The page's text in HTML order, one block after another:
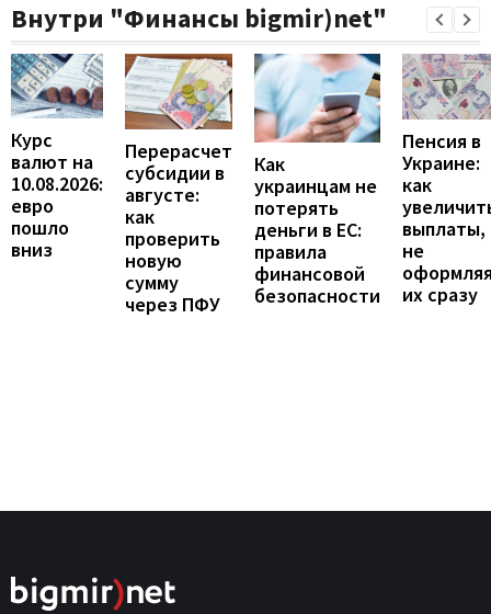
Внутри "Финансы bigmir)net"
Курс
валют на
10.08.2026:
евро
пошло
вниз
Перерасчет
субсидии в
августе:
как
проверить
новую
сумму
через ПФУ
Как
украинцам не
потерять
деньги в ЕС:
правила
финансовой
безопасности
Пенсия в
Украине:
как
выплаты,
не
их сразу